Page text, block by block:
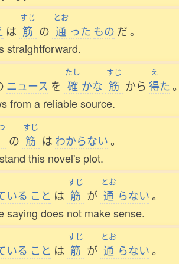
は
すじ
筋 の
とお
通 った もの だ。
straightforward.
ニュース を
たし
確 かな
すじ
筋 から
え
得た
from a reliable source.
の
すじ
筋 は わからない。
this novel's plot.
いる こと は
すじ
筋 が
とお
通 らない。
saying does not make sense.
いる こと は
すじ
筋 が
とお
通 らない。